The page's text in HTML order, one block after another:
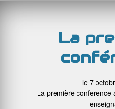
La
le 7
La première conference